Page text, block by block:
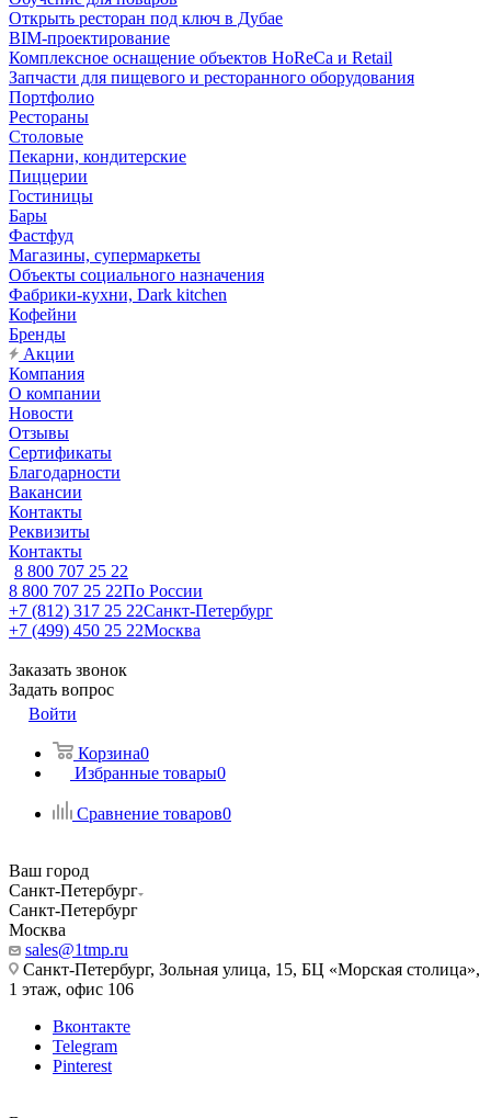
Открыть ресторан под ключ в Дубае
BIM-проектирование
Комплексное оснащение объектов HoReCa и Retail
Запчасти для пищевого и ресторанного оборудования
Портфолио
Рестораны
Столовые
Пекарни, кондитерские
Пиццерии
Гостиницы
Бары
Фастфуд
Магазины, супермаркеты
Объекты социального назначения
Фабрики-кухни, Dark kitchen
Кофейни
Бренды
Акции
Компания
О компании
Новости
Отзывы
Сертификаты
Благодарности
Вакансии
Контакты
Реквизиты
Контакты
8 800 707 25 22
8 800 707 25 22По России
+7 (812) 317 25 22Санкт-Петербург
+7 (499) 450 25 22Москва
Заказать звонок
Задать вопрос
Войти
Корзина0
Избранные товары0
Сравнение товаров0
Ваш город
Санкт-Петербург
Санкт-Петербург
Москва
sales@1tmp.ru
Санкт-Петербург, Зольная улица, 15, БЦ «Морская столица»,
1 этаж, офис 106
Вконтакте
Telegram
Pinterest